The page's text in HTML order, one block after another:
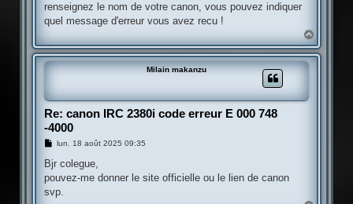
a
g
renseignez le nom de votre canon, vous pouvez indiquer
quel message d'erreur vous avez recu !
a
u
Milain makanzu
Re: canon IRC 2380i code erreur E 000 748
-4000
M
s
a
g
e
lun. 18 août 2025 09:35
Bjr colegue,
pouvez-me donner le site officielle ou le lien de canon
svp.